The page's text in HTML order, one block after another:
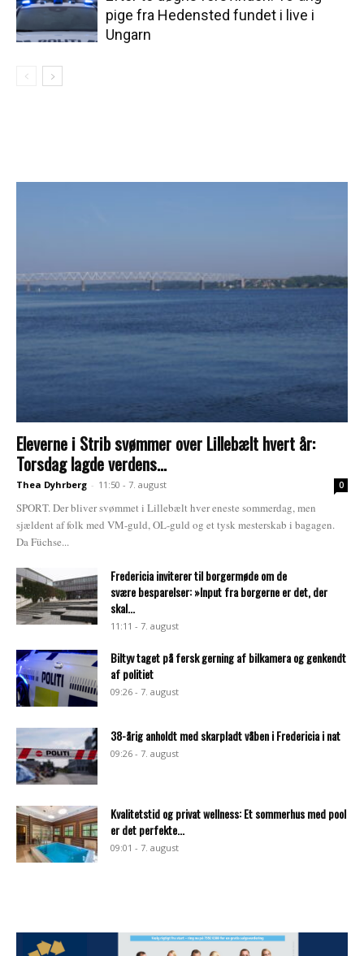
pige fra Hedensted fundet i live i
Ungarn
Eleverne i Strib svømmer over Lillebælt hvert år:
Torsdag lagde verdens...
Thea Dyhrberg - 11:50 - 7. august 0
SPORT. Der bliver svømmet i Lillebælt hver eneste sommerdag, men
sjældent af folk med VM-guld, OL-guld og et tysk mesterskab i bagagen.
Da Füchse...
Fredericia inviterer til borgermøde om de
svære besparelser: »Input fra borgerne er det, der
skal...
11:11 - 7. august
Biltyv taget på fersk gerning af bilkamera og genkendt
af politiet
09:26 - 7. august
38-årig anholdt med skarpladt våben i Fredericia i nat
09:26 - 7. august
Kvalitetstid og privat wellness: Et sommerhus med pool
er det perfekte...
09:01 - 7. august